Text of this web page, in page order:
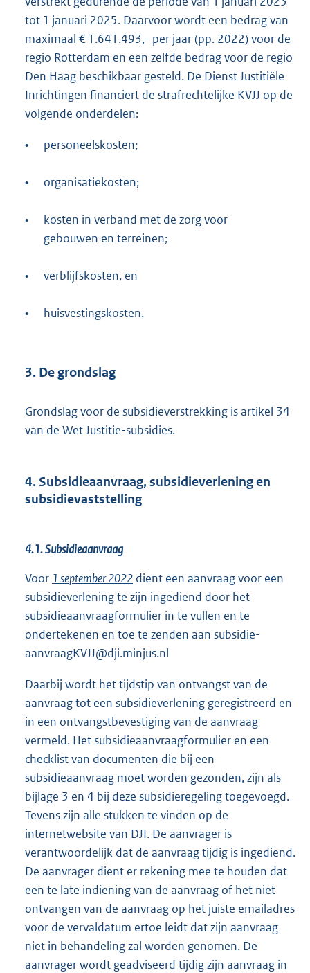
tot 1 januari 2025. Daarvoor wordt een bedrag van
maximaal € 1.641.493,- per jaar (pp. 2022) voor de
regio Rotterdam en een zelfde bedrag voor de regio
Den Haag beschikbaar gesteld. De Dienst Justitiële
Inrichtingen financiert de strafrechtelijke KVJJ op de
volgende onderdelen:
• personeelskosten;
• organisatiekosten;
•
kosten in verband met de zorg voor
gebouwen en terreinen;
• verblijfskosten, en
• huisvestingskosten.
3. De grondslag
Grondslag voor de subsidieverstrekking is artikel 34
van de Wet Justitie-subsidies.
4. Subsidieaanvraag, subsidieverlening en
subsidievaststelling
4.1. Subsidieaanvraag
Voor 1 september 2022 dient een aanvraag voor een
subsidieverlening te zijn ingediend door het
subsidieaanvraagformulier in te vullen en te
ondertekenen en toe te zenden aan subsidie-
aanvraagKVJJ@dji.minjus.nl
Daarbij wordt het tijdstip van ontvangst van de
aanvraag tot een subsidieverlening geregistreerd en
in een ontvangstbevestiging van de aanvraag
vermeld. Het subsidieaanvraagformulier en een
checklist van documenten die bij een
subsidieaanvraag moet worden gezonden, zijn als
bijlage 3 en 4 bij deze subsidieregeling toegevoegd.
Tevens zijn alle stukken te vinden op de
internetwebsite van DJI. De aanvrager is
verantwoordelijk dat de aanvraag tijdig is ingediend.
De aanvrager dient er rekening mee te houden dat
een te late indiening van de aanvraag of het niet
ontvangen van de aanvraag op het juiste emailadres
voor de vervaldatum ertoe leidt dat zijn aanvraag
niet in behandeling zal worden genomen. De
aanvrager wordt geadviseerd tijdig zijn aanvraag in